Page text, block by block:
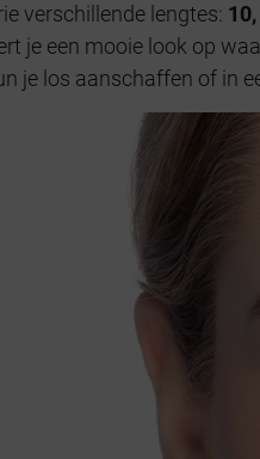
verschillende lengtes:
je een mooie look op
je los aanschaffen of in